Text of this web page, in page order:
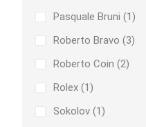
Pasquale Bruni (1)
Roberto Bravo (3)
Roberto Coin (2)
Rolex (1)
Sokolov (1)